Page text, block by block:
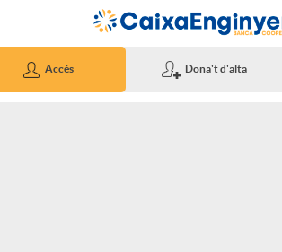
Accés Dona't d'alta